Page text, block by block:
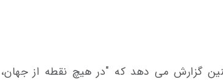
گزارش می دهد که "در هیچ نقطه از جهان،